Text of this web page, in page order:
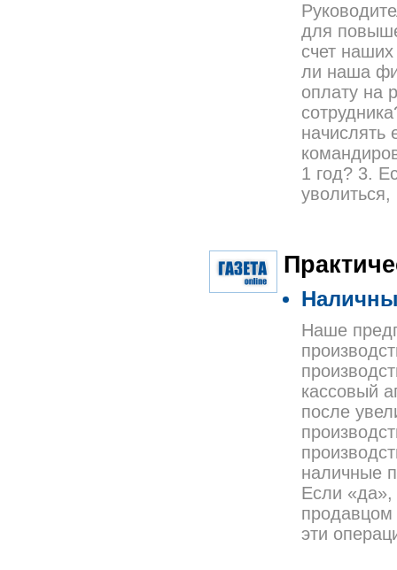
для
счет
ли наша
оплату на
начислять
1 год? 3.
уволиться,
Наше
кассовый
после
наличные
Если «да»,
продавцом
эти